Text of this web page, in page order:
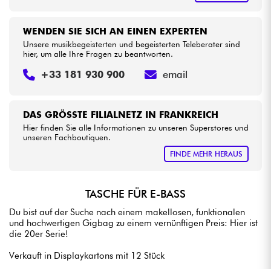
DAS GRÖSSTE FILIALNETZ IN FRANKREICH
Hier finden Sie alle Informationen zu unseren Superstores und
unseren Fachboutiquen.
FINDE MEHR HERAUS
WENDEN SIE SICH AN EINEN EXPERTEN
Unsere musikbegeisterten und begeisterten Teleberater sind
hier, um alle Ihre Fragen zu beantworten.
+33 181 930 900 email
TASCHE FÜR E-BASS
Du bist auf der Suche nach einem makellosen, funktionalen
und hochwertigen Gigbag zu einem vernünftigen Preis: Hier ist
die 20er Serie!
Verkauft in Displaykartons mit 12 Stück